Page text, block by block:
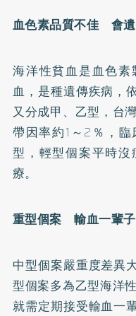
血色素品質不佳 會
海洋性貧血是血色
血，是種遺傳疾病，
又分成甲、乙型，台
帶因率約1～2％，
型，輕型個案平時
療。
重型個案 輸血一輩子
中型個案嚴重度差異
型個案多為乙型海洋
就需定期接受輸血一